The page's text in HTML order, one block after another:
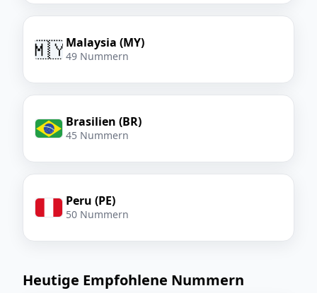
🇲🇾Malaysia (MY)
49 Nummern
Brasilien (BR)
45 Nummern
Peru (PE)
50 Nummern
Heutige Empfohlene Nummern